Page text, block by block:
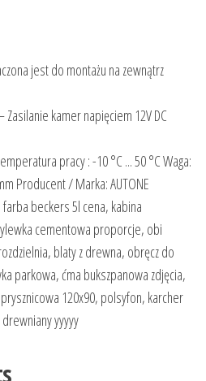
jest do montażu na zewnątrz
Zasilanie kamer napięciem 12V DC
pracy : -10 °C ... 50 °C Waga:
Producent / Marka: AUTONE
beckers 5l cena, kabina
cementowa proporcje, obi
blaty z drewna, obręcz do
parkowa, ćma bukszpanowa zdjęcia,
120x90, polsyfon, karcher
yyyyy